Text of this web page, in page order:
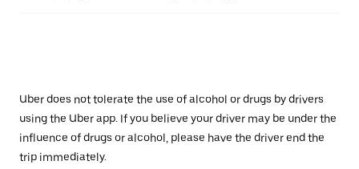
Uber does not tolerate the use of alcohol or drugs by drivers
using the Uber app. If you believe your driver may be under the
influence of drugs or alcohol, please have the driver end the
trip immediately.